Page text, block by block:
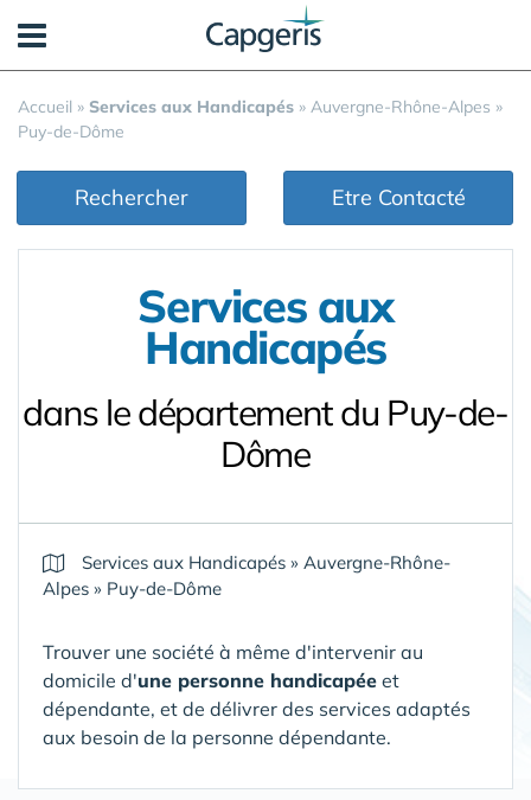
Accueil » Services aux Handicapés » Auvergne-Rhône-Alpes »
Puy-de-Dôme
Rechercher Etre Contacté
Services aux
Handicapés
dans le département du Puy-de-
Dôme
Services aux Handicapés » Auvergne-Rhône-
Alpes » Puy-de-Dôme
Trouver une société à même d'intervenir au
domicile d'une personne handicapée et
dépendante, et de délivrer des services adaptés
aux besoin de la personne dépendante.